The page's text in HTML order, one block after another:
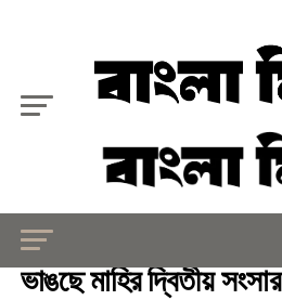
বিনোদন
ভাঙছে মাহির দ্বিতীয় সংসার